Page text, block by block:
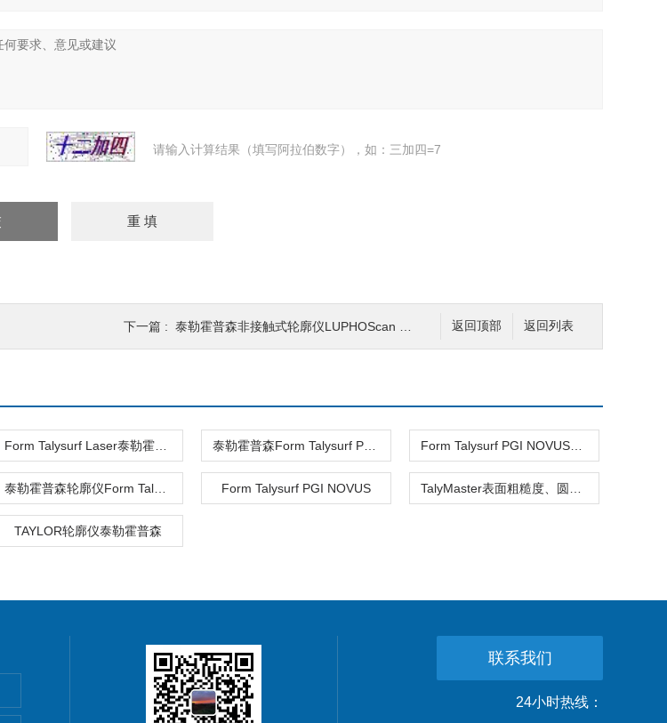
请输入计算结果（填写阿拉伯数字），如：三加四=7
返回列表
返回顶部
下一篇 : 泰勒霍普森非接触式轮廓仪LUPHOScan 850 HD
Form Talysurf PGI NOVUS
TAYLOR轮廓仪泰勒霍普森
联系我们
24小时热线：